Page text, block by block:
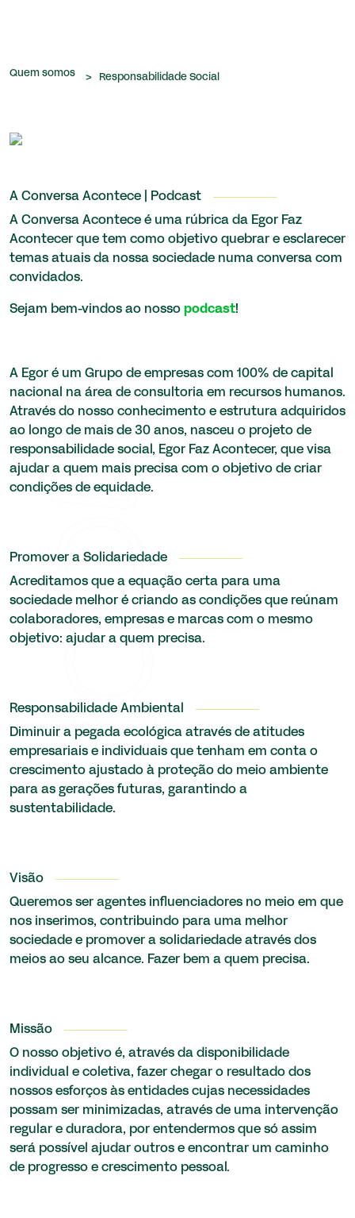
Quem somos > Responsabilidade Social
A Conversa Acontece | Podcast
A Conversa Acontece é uma rúbrica da Egor Faz
Acontecer que tem como objetivo quebrar e esclarecer
temas atuais da nossa sociedade numa conversa com
convidados.
Sejam bem-vindos ao nosso podcast!
A Egor é um Grupo de empresas com 100% de capital
nacional na área de consultoria em recursos humanos.
Através do nosso conhecimento e estrutura adquiridos
ao longo de mais de 30 anos, nasceu o projeto de
responsabilidade social, Egor Faz Acontecer, que visa
ajudar a quem mais precisa com o objetivo de criar
condições de equidade.
Promover a Solidariedade
Acreditamos que a equação certa para uma
sociedade melhor é criando as condições que reúnam
colaboradores, empresas e marcas com o mesmo
objetivo: ajudar a quem precisa.
Responsabilidade Ambiental
Diminuir a pegada ecológica através de atitudes
empresariais e individuais que tenham em conta o
crescimento ajustado à proteção do meio ambiente
para as gerações futuras, garantindo a
sustentabilidade.
Visão
Queremos ser agentes influenciadores no meio em que
nos inserimos, contribuindo para uma melhor
sociedade e promover a solidariedade através dos
meios ao seu alcance. Fazer bem a quem precisa.
Missão
O nosso objetivo é, através da disponibilidade
individual e coletiva, fazer chegar o resultado dos
nossos esforços às entidades cujas necessidades
possam ser minimizadas, através de uma intervenção
regular e duradora, por entendermos que só assim
será possível ajudar outros e encontrar um caminho
de progresso e crescimento pessoal.